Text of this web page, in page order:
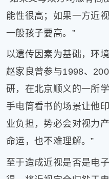
能性很高；如果一方近
一般孩子要高。”
以遗传因素为基础，环
赵家良曾参与1998、
研，在北京顺义的一所
手电筒看书的场景让他
业负担，势必会对视力
命运，也不难理解。”
至于造成近视是否是电